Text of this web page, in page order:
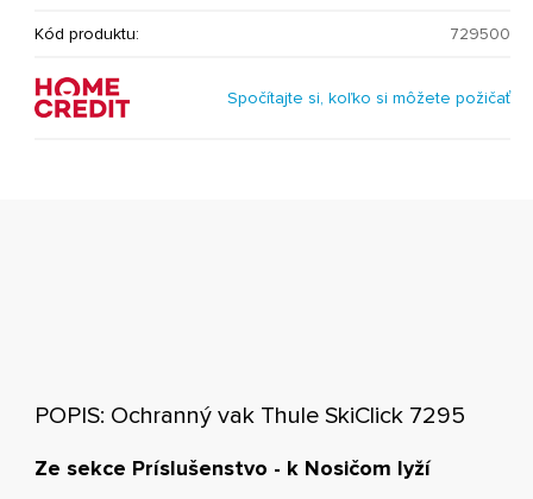
Kód produktu: 729500
Spočítajte si, koľko si môžete požičať
POPIS: Ochranný vak Thule SkiClick 7295
Ze sekce Príslušenstvo - k Nosičom lyží